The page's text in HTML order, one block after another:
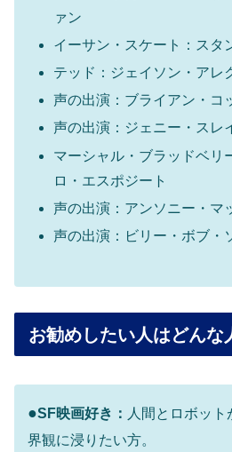
ァン
イーサン・スケート：スタ
テッド：ジェイソン・アレ
声の出演：ブライアン・コ
声の出演：ジェニー・スレ
マーシャル・ブラッドベリ
ロ・エスポジート
声の出演：アンソニー・マ
声の出演：ビリー・ボブ・
お勧めしたい人はどんな
●SF映画好き： 人間とロボッ
界観に浸りたい方。